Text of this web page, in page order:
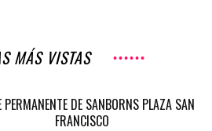
MÁS VISTAS
PERMANENTE DE SANBORNS PLAZA SAN
FRANCISCO